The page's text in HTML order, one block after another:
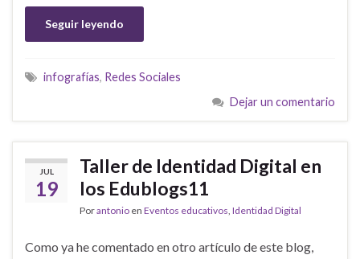
Seguir leyendo
infografías, Redes Sociales
Dejar un comentario
JUL
19
Taller de Identidad Digital en
los Edublogs11
Porantonio en Eventos educativos, Identidad Digital
Como ya he comentado en otro artículo de este blog,